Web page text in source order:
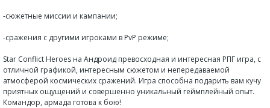
-сюжетные миссии и кампании;
-сражения с другими игроками в PvP режиме;
Star Conflict Heroes на Андроид превосходная и интересная РПГ игра, с
отличной графикой, интересным сюжетом и непередаваемой
атмосферой космических сражений. Игра способна подарить вам кучу
приятных ощущений и совершенно уникальный геймплейный опыт.
Командор, армада готова к бою!